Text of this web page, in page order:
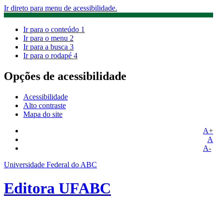
Ir direto para menu de acessibilidade.
Ir para o conteúdo 1
Ir para o menu 2
Ir para a busca 3
Ir para o rodapé 4
Opções de acessibilidade
Acessibilidade
Alto contraste
Mapa do site
A+
A
A-
Universidade Federal do ABC
Editora UFABC